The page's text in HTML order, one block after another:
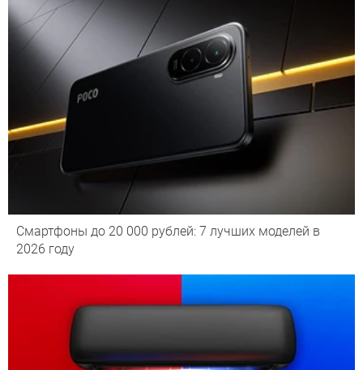
Смартфоны до 20 000 рублей: 7 лучших моделей в
2026 году